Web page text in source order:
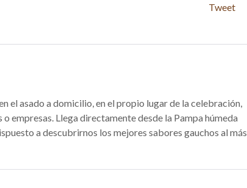
Tweet
el asado a domicilio, en el propio lugar de la celebración,
empresas. Llega directamente desde la Pampa húmeda
a descubrirnos los mejores sabores gauchos al más